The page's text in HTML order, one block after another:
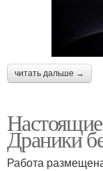
читать дальше →
Драники
Работа